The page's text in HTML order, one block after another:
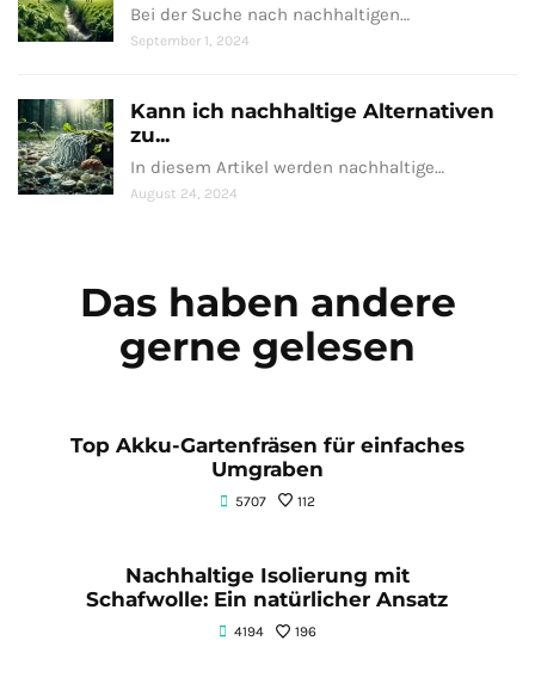
Bei der Suche nach nachhaltigen…
September 1, 2024
Kann ich nachhaltige Alternativen
zu...
In diesem Artikel werden nachhaltige…
August 24, 2024
Das haben andere
gerne gelesen
Top Akku-Gartenfräsen für einfaches
Umgraben
5707 112
Nachhaltige Isolierung mit
Schafwolle: Ein natürlicher Ansatz
4194 196